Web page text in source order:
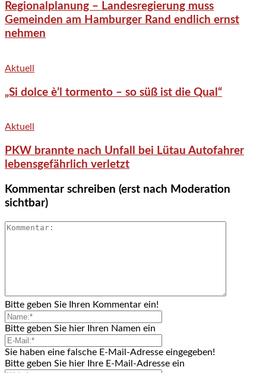
Regionalplanung – Landesregierung muss
Gemeinden am Hamburger Rand endlich ernst
nehmen
Aktuell
„Si dolce è’l tormento – so süß ist die Qual“
Aktuell
PKW brannte nach Unfall bei Lütau Autofahrer
lebensgefährlich verletzt
Kommentar schreiben (erst nach Moderation
sichtbar)
Bitte geben Sie Ihren Kommentar ein!
Bitte geben Sie hier Ihren Namen ein
Sie haben eine falsche E-Mail-Adresse eingegeben!
Bitte geben Sie hier Ihre E-Mail-Adresse ein